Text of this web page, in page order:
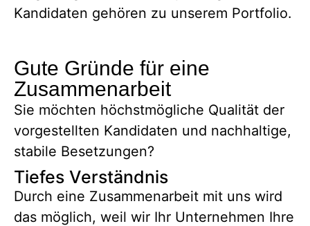
Kandidaten gehören zu unserem Portfolio.
Gute Gründe für eine
Zusammenarbeit
Sie möchten höchstmögliche Qualität der
vorgestellten Kandidaten und nachhaltige,
stabile Besetzungen?
Tiefes Verständnis
Durch eine Zusammenarbeit mit uns wird
das möglich, weil wir Ihr Unternehmen Ihre